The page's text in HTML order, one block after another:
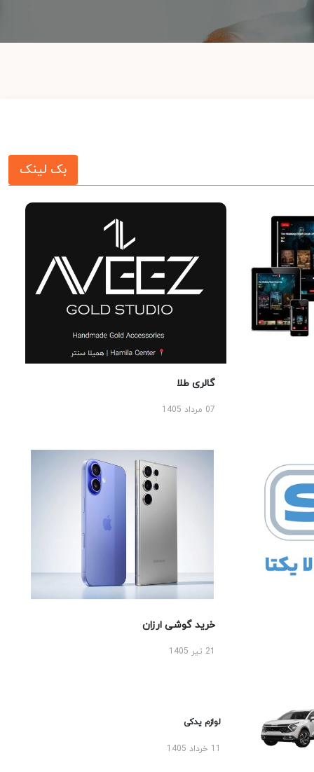
بک لینک
گالری طلا
07 مرداد 1405
خرید گوشی ارزان
لوازم یدکی